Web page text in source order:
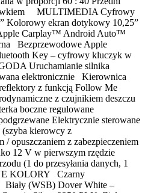
MULTIMEDIA Cyfrowy
Kolorowy ekran dotykowy 10,25”
Carplay™ Android Auto™
Bezprzewodowe Apple
Key – cyfrowy kluczyk w
Uruchamianie silnika
elektronicznie Kierownica
z funkcją Follow Me
z czujnikiem deszczu
boczne regulowane
Elektrycznie sterowane
(szyba kierowcy z
opuszczaniem z zabezpieczeniem
12 V w pierwszym rzędzie
(1 do przesyłania danych, 1
KOLORY Czarny
(WSB) Dover White –